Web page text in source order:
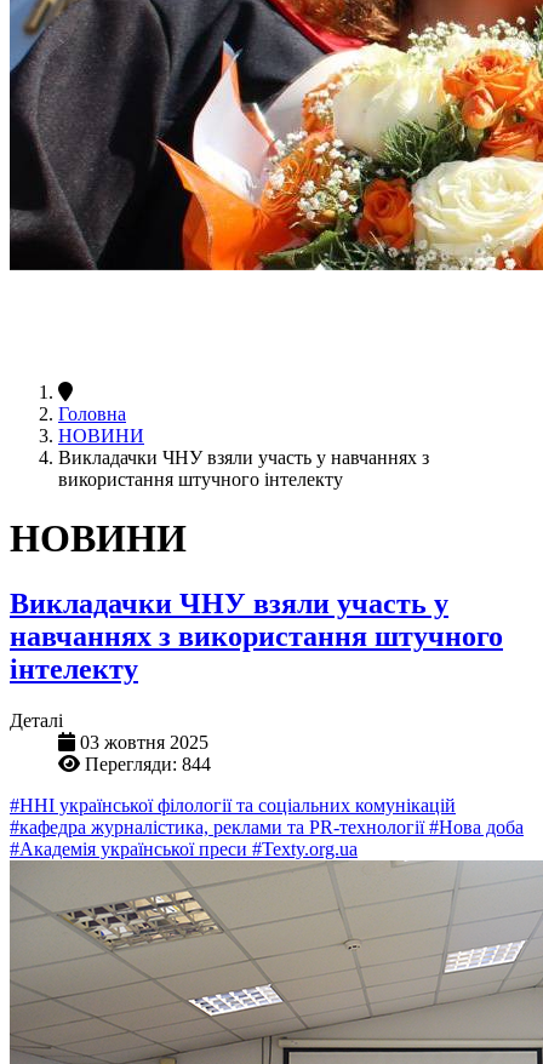
Головна
НОВИНИ
Викладачки ЧНУ взяли участь у навчаннях з
використання штучного інтелекту
НОВИНИ
Викладачки ЧНУ взяли участь у
навчаннях з використання штучного
інтелекту
Деталі
03 жовтня 2025
Перегляди: 844
#ННІ української філології та соціальних комунікацій
#кафедра журналістика, реклами та PR-технології#Нова доба
#Академія української преси #Texty.org.ua